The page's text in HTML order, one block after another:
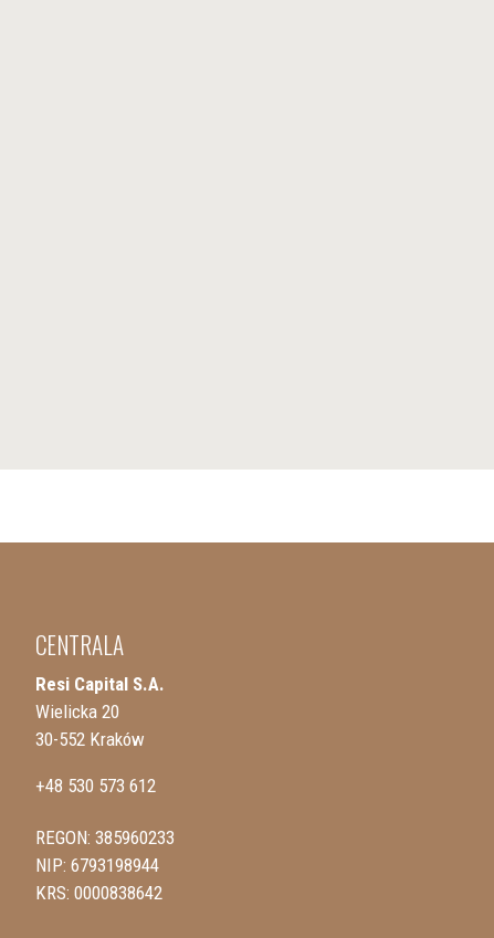
CENTRALA
Resi Capital S.A.
Wielicka 20
30-552 Kraków
+48 530 573 612
REGON: 385960233
NIP: 6793198944
KRS: 0000838642